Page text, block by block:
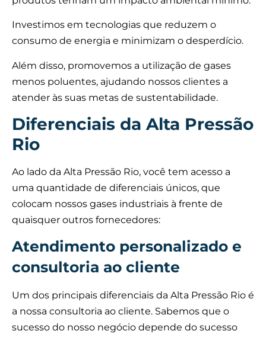
Investimos em tecnologias que reduzem o
consumo de energia e minimizam o desperdício.
Além disso, promovemos a utilização de gases
menos poluentes, ajudando nossos clientes a
atender às suas metas de sustentabilidade.
Diferenciais da Alta Pressão
Rio
Ao lado da Alta Pressão Rio, você tem acesso a
uma quantidade de diferenciais únicos, que
colocam nossos gases industriais à frente de
quaisquer outros fornecedores:
Atendimento personalizado e
consultoria ao cliente
Um dos principais diferenciais da Alta Pressão Rio é
a nossa consultoria ao cliente. Sabemos que o
sucesso do nosso negócio depende do sucesso